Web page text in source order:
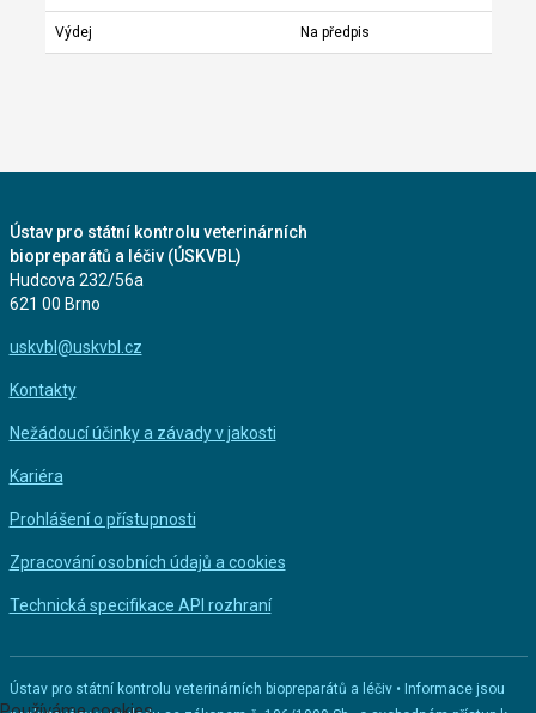
Výdej Na předpis
Ústav pro státní kontrolu veterinárních
biopreparátů a léčiv (ÚSKVBL)
Hudcova 232/56a
621 00 Brno
uskvbl@uskvbl.cz
Kontakty
Nežádoucí účinky a závady v jakosti
Kariéra
Prohlášení o přístupnosti
Zpracování osobních údajů a cookies
Technická specifikace API rozhraní
Ústav pro státní kontrolu veterinárních biopreparátů a léčiv • Informace jsou